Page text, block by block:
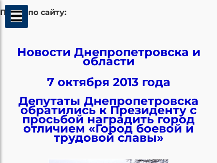
Поиск по сайту:
Новости Днепропетровска и
области
7 октября 2013 года
Депутаты Днепропетровска
обратились к Президенту с
просьбой наградить город
отличием «Город боевой и
трудовой славы»